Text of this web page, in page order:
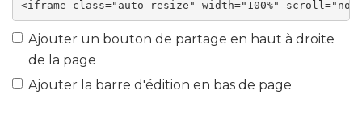
Ajouter un bouton de partage en haut à droite
de la page
Ajouter la barre d'édition en bas de page